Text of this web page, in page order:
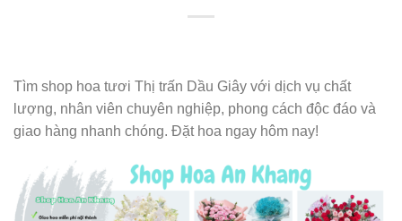
Tìm shop hoa tươi Thị trấn Dầu Giây với dịch vụ chất
lượng, nhân viên chuyên nghiệp, phong cách độc đáo và
giao hàng nhanh chóng. Đặt hoa ngay hôm nay!